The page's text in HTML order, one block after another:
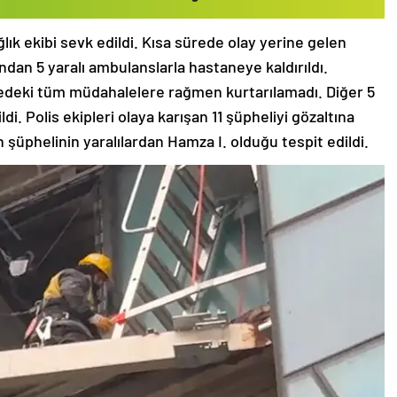
ekibi sevk edildi. Kısa sürede olay yerine gelen
5 yaralı ambulanslarla hastaneye kaldırıldı.
tüm müdahalelere rağmen kurtarılamadı. Diğer 5
Polis ekipleri olaya karışan 11 şüpheliyi gözaltına
şüphelinin yaralılardan Hamza I. olduğu tespit edildi.